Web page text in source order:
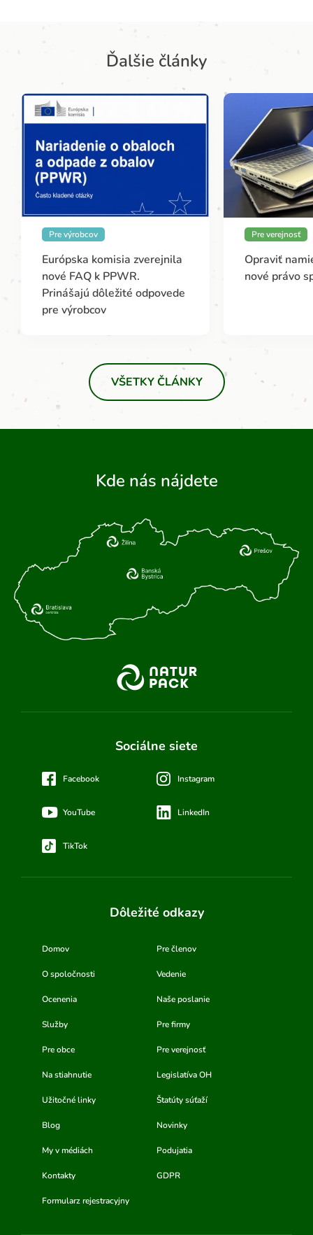
Ďalšie články
Pre výrobcov
Európska komisia zverejnila
nové FAQ k PPWR.
Prinášajú dôležité odpovede
pre výrobcov
Pre verejnosť
Opraviť
nové právo
VŠETKY ČLÁNKY
Kde nás nájdete
Sociálne siete
Facebook Instagram
YouTube LinkedIn
TikTok
Dôležité odkazy
Domov Pre členov
O spoločnosti Vedenie
Ocenenia Naše poslanie
Služby Pre firmy
Pre obce Pre verejnosť
Na stiahnutie Legislatíva OH
Užitočné linky Štatúty súťaží
Blog Novinky
My v médiách Podujatia
Kontakty GDPR
Formularz rejestracyjny